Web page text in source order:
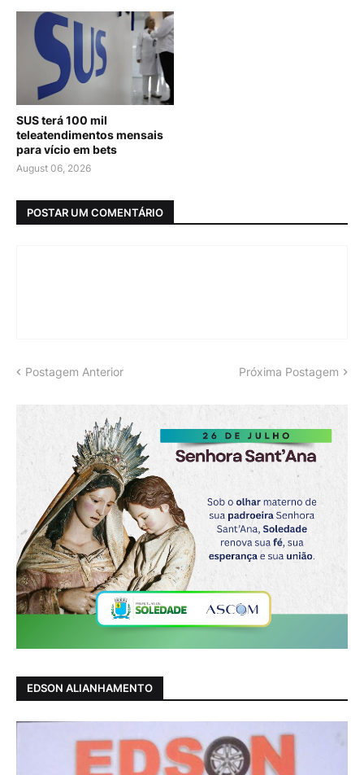
SUS terá 100 mil
teleatendimentos mensais
para vício em bets
August 06, 2026
POSTAR UM COMENTÁRIO
Postagem Anterior Próxima Postagem
EDSON ALIANHAMENTO